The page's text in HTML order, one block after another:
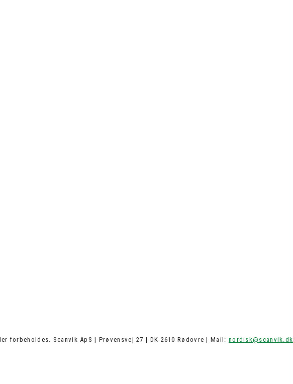
forbeholdes. Scanvik ApS | Prøvensvej 27 | DK-2610 Rødovre | Mail: nordisk@scanvik.dk